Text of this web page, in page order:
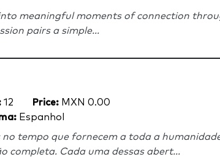
meaningful moments of connection
pairs a simple...
12 Price: MXN 0.00
Espanhol
tempo que fornecem a toda a
completa. Cada uma dessas abert...